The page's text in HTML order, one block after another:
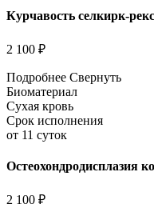
Курчавость селкирк-
2 100 ₽
Подробнее Свернуть
Биоматериал
Сухая кровь
Срок исполнения
от 11 суток
Остеохондродисплазия
2 100 ₽